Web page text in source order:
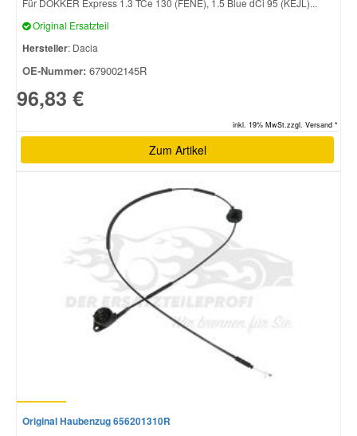
Für DOKKER Express 1.3 TCe 130 (FENE), 1.5 Blue dCi 95 (KEJL)...
Original Ersatzteil
Hersteller: Dacia
OE-Nummer: 679002145R
96,83 €
inkl. 19% MwSt.zzgl. Versand *
Zum Artikel
Original Haubenzug 656201310R